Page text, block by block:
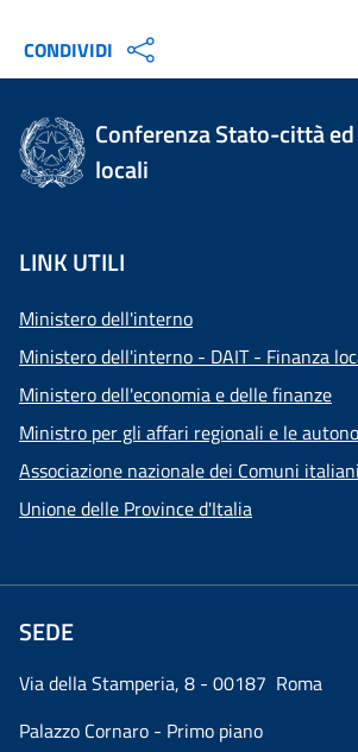
CONDIVIDI
Conferenza Stato-città
locali
LINK UTILI
Ministero dell'interno
Ministero dell'interno - DAIT - Finanza
Ministero dell'economia e delle finanze
Ministro per gli affari regionali e le
Associazione nazionale dei Comuni italiani
Unione delle Province d'Italia
SEDE
Via della Stamperia, 8 - 00187 Roma
Palazzo Cornaro - Primo piano